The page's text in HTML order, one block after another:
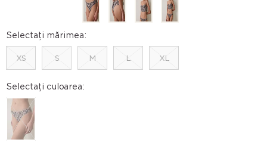
Selectați mărimea:
XS S M L XL
Selectați culoarea: